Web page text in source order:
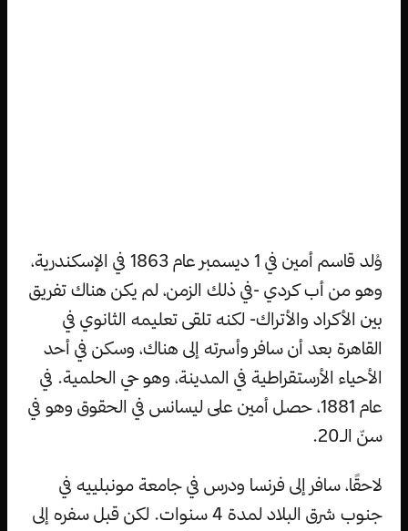
وُلد قاسم أمين في 1 ديسمبر عام 1863 في الإسكندرية،
وهو من أب كردي -في ذلك الزمن، لم يكن هناك تفريق
بين الأكراد والأتراك- لكنه تلقى تعليمه الثانوي في
القاهرة بعد أن سافر وأسرته إلى هناك، وسكن في أحد
الأحياء الأرستقراطية في المدينة، وهو حي الحلمية. في
عام 1881، حصل أمين على ليسانس في الحقوق وهو في
سنّ الـ20.
لاحقًا، سافر إلى فرنسا ودرس في جامعة مونبلييه في
جنوب شرق البلاد لمدة 4 سنوات. لكن قبل سفره إلى